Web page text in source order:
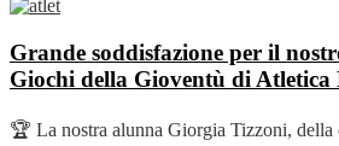
Grande soddisfazione per il
Giochi della Gioventù di Atletica
🏆 La nostra alunna Giorgia Tizzoni, della